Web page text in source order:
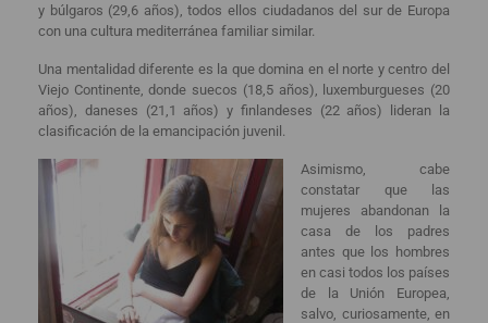
y búlgaros (29,6 años), todos ellos ciudadanos del sur de Europa
con una cultura mediterránea familiar similar.
Una mentalidad diferente es la que domina en el norte y centro del
Viejo Continente, donde suecos (18,5 años), luxemburgueses (20
años), daneses (21,1 años) y finlandeses (22 años) lideran la
clasificación de la emancipación juvenil.
Asimismo, cabe
constatar que las
mujeres abandonan la
casa de los padres
antes que los hombres
en casi todos los países
de la Unión Europea,
salvo, curiosamente, en